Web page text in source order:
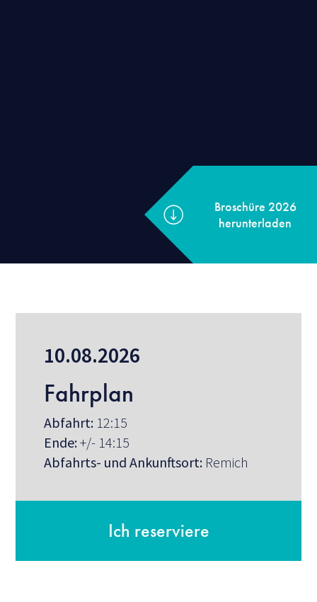
Broschüre
herunterladen
10.08.2026
Fahrplan
Abfahrt: 12:15
Ende:+/- 14:15
Abfahrts- und Ankunftsort: Remich
Ich reserviere